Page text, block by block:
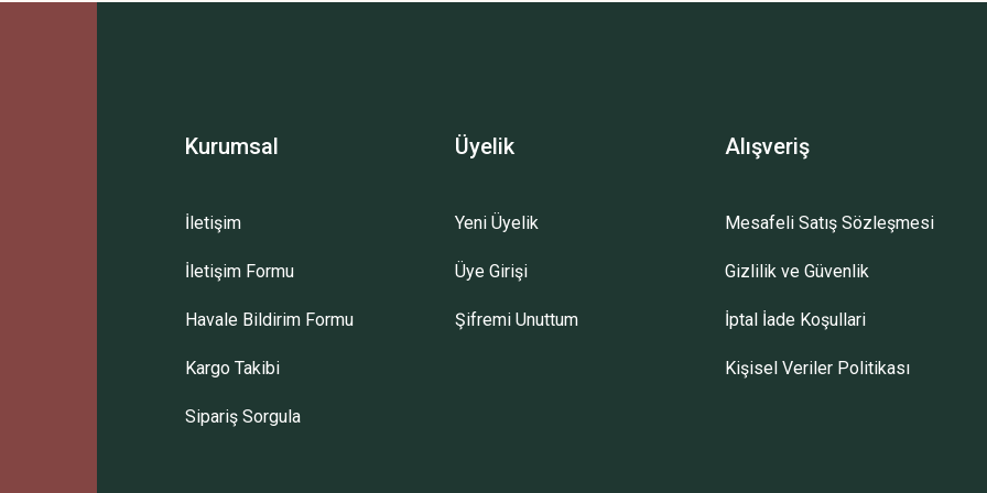
Bu ürüne ilk yorumu siz yapın!
Gönder
Kurumsal
İletişim
İletişim Formu
Havale Bildirim Formu
Kargo Takibi
Sipariş Sorgula
Üyelik
Yeni Üyelik
Üye Girişi
Şifremi Unuttum
Alışveriş
Mesafeli Satış Sözleşmesi
Gizlilik ve Güvenlik
İptal İade Koşullari
Kişisel Veriler Politikası